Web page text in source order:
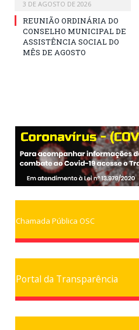
3 DE AGOSTO DE 2026
REUNIÃO ORDINÁRIA DO
CONSELHO MUNICIPAL DE
ASSISTÊNCIA SOCIAL DO
MÊS DE AGOSTO
Chamada Pública OSC
Portal da Transparência